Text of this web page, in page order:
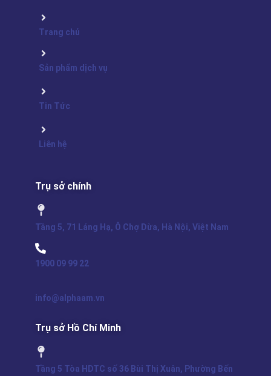
Trang chủ
Sản phẩm dịch vụ
Tin Tức
Liên hệ
Trụ sở chính
Tầng 5, 71 Láng Hạ, Ô Chợ Dừa, Hà Nội, Việt Nam
1900 09 99 22
info@alphaam.vn
Trụ sở Hồ Chí Minh
Tầng 5 Tòa HDTC số 36 Bùi Thị Xuân, Phường Bến